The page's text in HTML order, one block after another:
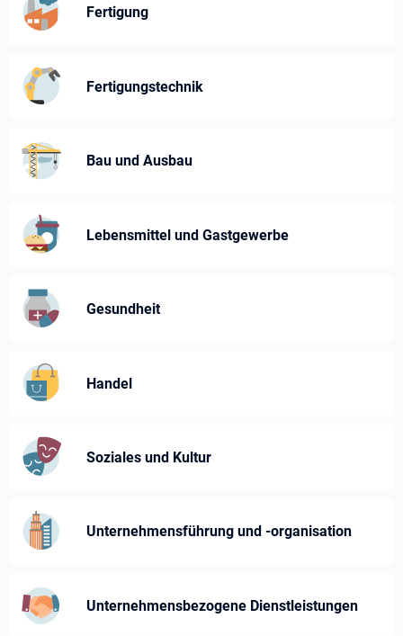
Fertigung
Fertigungstechnik
Bau und Ausbau
Lebensmittel und Gastgewerbe
Gesundheit
Handel
Soziales und Kultur
Unternehmensführung und -⁠organisation
Unternehmens­bezogene Dienst­leistungen